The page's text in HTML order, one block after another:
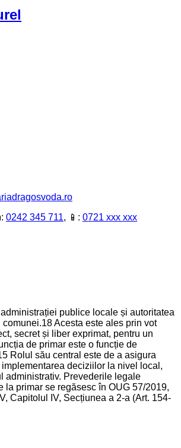
0242 345 711, 📱: 0721 xxx xxx
publice locale și autoritatea
Acesta este ales prin vot
secret și liber exprimat, pentru un
de primar este o funcție de
Rolul său central este de a asigura
deciziilor la nivel local,
administrativ. Prevederile legale
la primar se regăsesc în OUG 57/2019,
Capitolul IV, Secțiunea a 2-a (Art. 154-